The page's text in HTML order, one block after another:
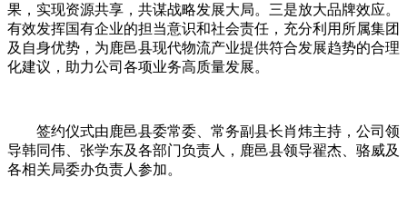
果，实现资源共享，共谋战略发展大局。三是放大品牌效应。
有效发挥国有企业的担当意识和社会责任，充分利用所属集团
及自身优势，为鹿邑县现代物流产业提供符合发展趋势的合理
化建议，助力公司各项业务高质量发展。
签约仪式由鹿邑县委常委、常务副县长肖炜主持，公司领
导韩同伟、张学东及各部门负责人，鹿邑县领导翟杰、骆威及
各相关局委办负责人参加。